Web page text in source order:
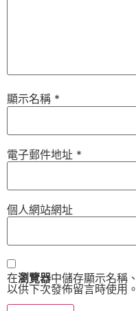
顯示名稱 *
電子郵件地址 *
個人網站網址
在瀏覽器中儲存顯示名稱
以供下次發佈留言時使用。